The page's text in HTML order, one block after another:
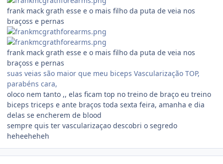
frank mack grath esse e o mais filho da puta de veia nos
braçoss e pernas
frank mack grath esse e o mais filho da puta de veia nos
braçoss e pernas
suas veias são maior que meu biceps Vascularização TOP,
parabéns cara,
oloco nem tanto ,, elas ficam top no treino de braço eu treino
biceps triceps e ante braços toda sexta feira, amanha e dia
delas se encherem de blood
sempre quis ter vascularizaçao descobri o segredo
heheeheheh